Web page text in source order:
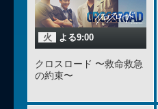
火 よる9:00
クロスロード 〜救命救急
の約束〜